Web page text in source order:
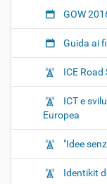
GOW
Guida ai
ICE
ICT e
Europea
"Idee
Identikit